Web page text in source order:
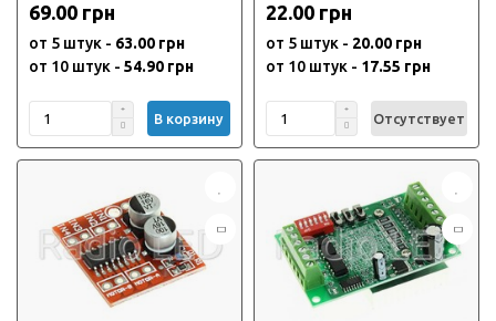
69.00 грн
от 5 штук - 63.00 грн
от 10 штук - 54.90 грн
В корзину
22.00 грн
от 5 штук - 20.00 грн
от 10 штук - 17.55 грн
Отсутствует